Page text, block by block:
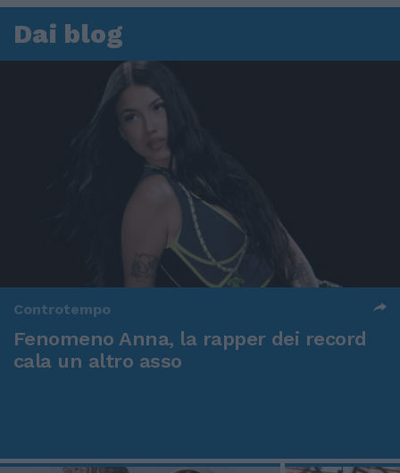
Dai blog
Controtempo
Fenomeno Anna, la rapper dei record
cala un altro asso